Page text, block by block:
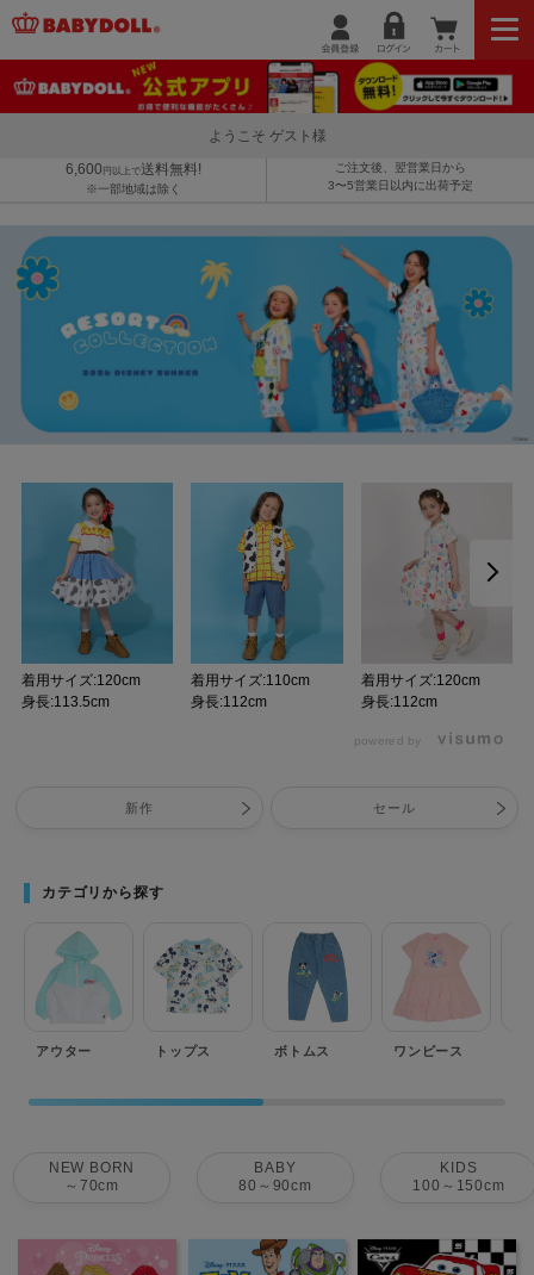
ようこそ ゲスト様
6,600 円以上で送料無料!
※一部地域は除く
ご注文後、翌営業日から
3〜5営業日以内に出荷予定
着用サイズ:120cm
身長:113.5cm
着用サイズ:110cm
身長:112cm
着用サイズ:120cm
身長:112cm
powered by
新作 セール
カテゴリから探す
アウター トップス ボトムス ワンピース
NEW BORN
～70cm
BABY
80～90cm
KIDS
100～150cm